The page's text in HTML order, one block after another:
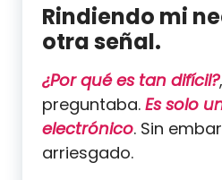
Rindiendo mi
otra señal.
¿Por qué es tan difícil?
preguntaba. Es solo
electrónico. Sin
arriesgado.